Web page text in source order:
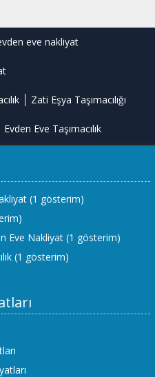
eve nakliyat
Zati Eşya Taşımacılığı
Evden Eve Taşımacılık
(1 gösterim)
Eve Nakliyat (1 gösterim)
(1 gösterim)